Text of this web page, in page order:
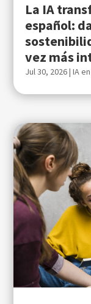
La IA
español:
vez más
Jul 30, 2026|IA